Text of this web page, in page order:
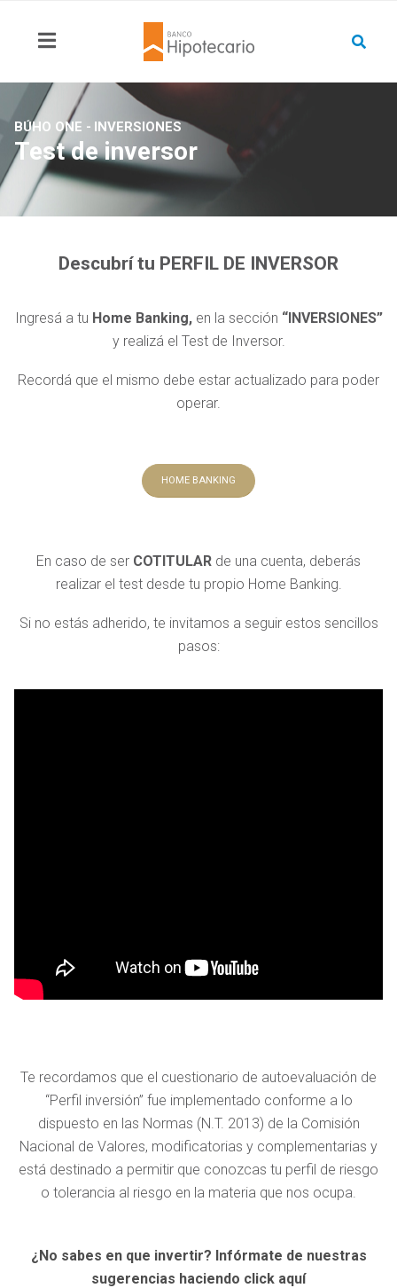
BÚHO ONE - INVERSIONES
Test de inversor
Descubrí tu PERFIL DE INVERSOR
Ingresá a tu Home Banking,en la sección “INVERSIONES”
y realizá el Test de Inversor.
Recordá que el mismo debe estar actualizado para poder
operar.
HOME BANKING
En caso de ser COTITULAR de una cuenta, deberás
realizar el test desde tu propio Home Banking.
Si no estás adherido, te invitamos a seguir estos sencillos
pasos:
Te recordamos que el cuestionario de autoevaluación de
“Perfil inversión” fue implementado conforme a lo
dispuesto en las Normas (N.T. 2013) de la Comisión
Nacional de Valores, modificatorias y complementarias y
está destinado a permitir que conozcas tu perfil de riesgo
o tolerancia al riesgo en la materia que nos ocupa.
¿No sabes en que invertir? Infórmate de nuestras
sugerencias haciendo click aquí